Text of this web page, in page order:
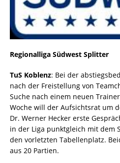
Regionalliga Südwest Splitter
TuS Koblenz: Bei der
nach der Freistellung von
Suche nach einem neuen
Woche will der Aufsichtsrat um
Dr. Werner Hecker erste
in der Liga punktgleich mit dem
den vorletzten Tabellenplatz.
aus 20 Partien.